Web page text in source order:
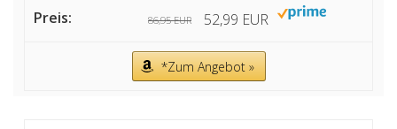
86,95 EUR 52,99 EUR
*Zum Angebot »